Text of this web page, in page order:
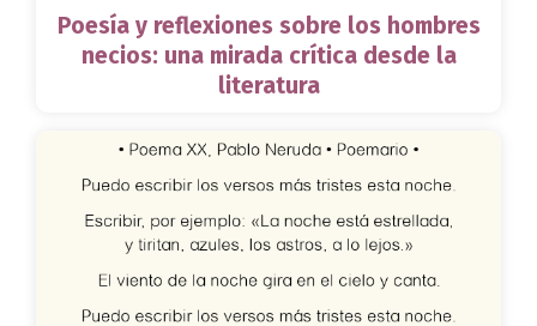
Poesía y reflexiones sobre los hombres
necios: una mirada crítica desde la
literatura